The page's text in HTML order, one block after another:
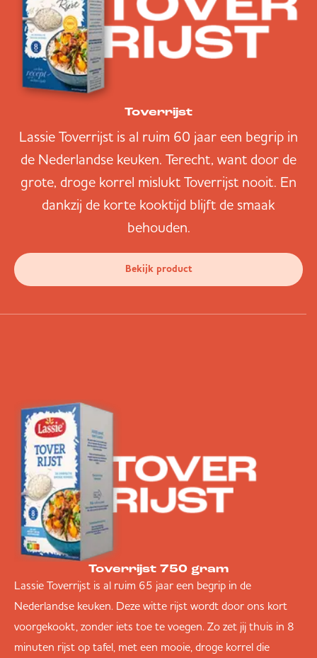
Toverrijst
Lassie Toverrijst is al ruim 60 jaar een begrip in
de Nederlandse keuken. Terecht, want door de
grote, droge korrel mislukt Toverrijst nooit. En
dankzij de korte kooktijd blijft de smaak
behouden.
Bekijk product
Toverrijst 750 gram
Lassie Toverrijst is al ruim 65 jaar een begrip in de
Nederlandse keuken. Deze witte rijst wordt door ons kort
voorgekookt, zonder iets toe te voegen. Zo zet jij thuis in 8
minuten rijst op tafel, met een mooie, droge korrel die